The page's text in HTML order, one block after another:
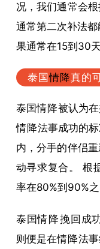
况，我们通常会
通常第二次补法
果通常在15到30
泰国情降真的
泰国情降被认为
情降法事成功的
内，分手的伴侣
动寻求复合。 根
率在80%到90%之
泰国情降挽回成
则便是在情降法